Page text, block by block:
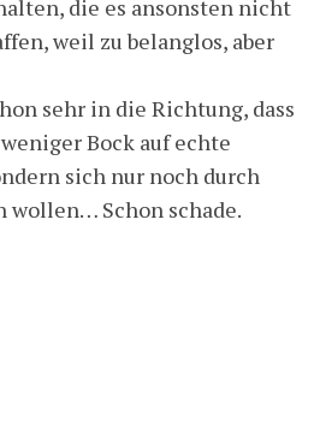
die es ansonsten nicht
weil zu belanglos, aber
sehr in die Richtung, dass
Bock auf echte
sich nur noch durch
wollen… Schon schade.